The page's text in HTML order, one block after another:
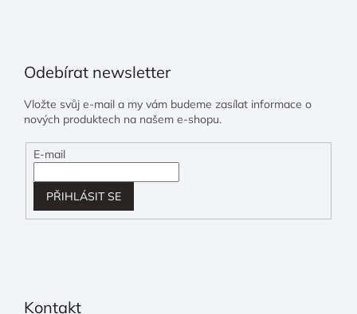
Odebírat newsletter
Vložte svůj e-mail a my vám budeme zasílat informace o
nových produktech na našem e-shopu.
E-mail
PŘIHLÁSIT SE
Kontakt